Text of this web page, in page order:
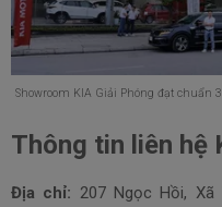
Showroom KIA Giải Phóng đạt chuẩn
Thông tin liên hệ
Địa chỉ: 207 Ngọc Hồi, Xã